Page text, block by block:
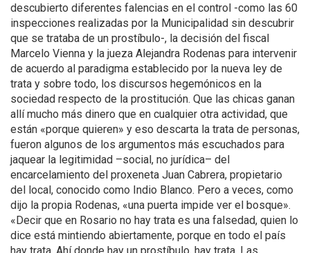
descubierto diferentes falencias en el control -como las 60
inspecciones realizadas por la Municipalidad sin descubrir
que se trataba de un prostíbulo-, la decisión del fiscal
Marcelo Vienna y la jueza Alejandra Rodenas para intervenir
de acuerdo al paradigma establecido por la nueva ley de
trata y sobre todo, los discursos hegemónicos en la
sociedad respecto de la prostitución. Que las chicas ganan
allí mucho más dinero que en cualquier otra actividad, que
están «porque quieren» y eso descarta la trata de personas,
fueron algunos de los argumentos más escuchados para
jaquear la legitimidad –social, no jurídica– del
encarcelamiento del proxeneta Juan Cabrera, propietario
del local, conocido como Indio Blanco. Pero a veces, como
dijo la propia Rodenas, «una puerta impide ver el bosque».
«Decir que en Rosario no hay trata es una falsedad, quien lo
dice está mintiendo abiertamente, porque en todo el país